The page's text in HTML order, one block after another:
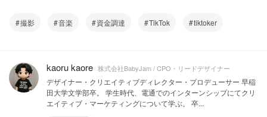
撮影 音楽 資金調達 TikTok tiktoker
kaoru kaore 株式会社BabyJam / CPO・リードデザイナー
デザイナー・クリエイティブディレクター・プロデューサー 早稲
田大学文学部卒。 学生時代、電通でのインターンシップにてクリ
エイティブ・マーケティングについて学ぶ。 卒...